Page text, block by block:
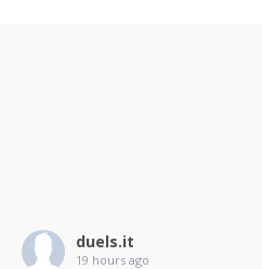
duels.it
19 hours ago